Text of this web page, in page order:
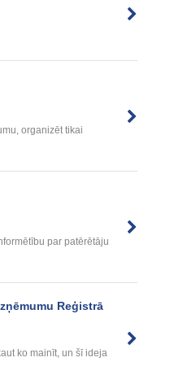
organizēt tikai
par patērētāju
Reģistrā
ko mainīt, un šī ideja